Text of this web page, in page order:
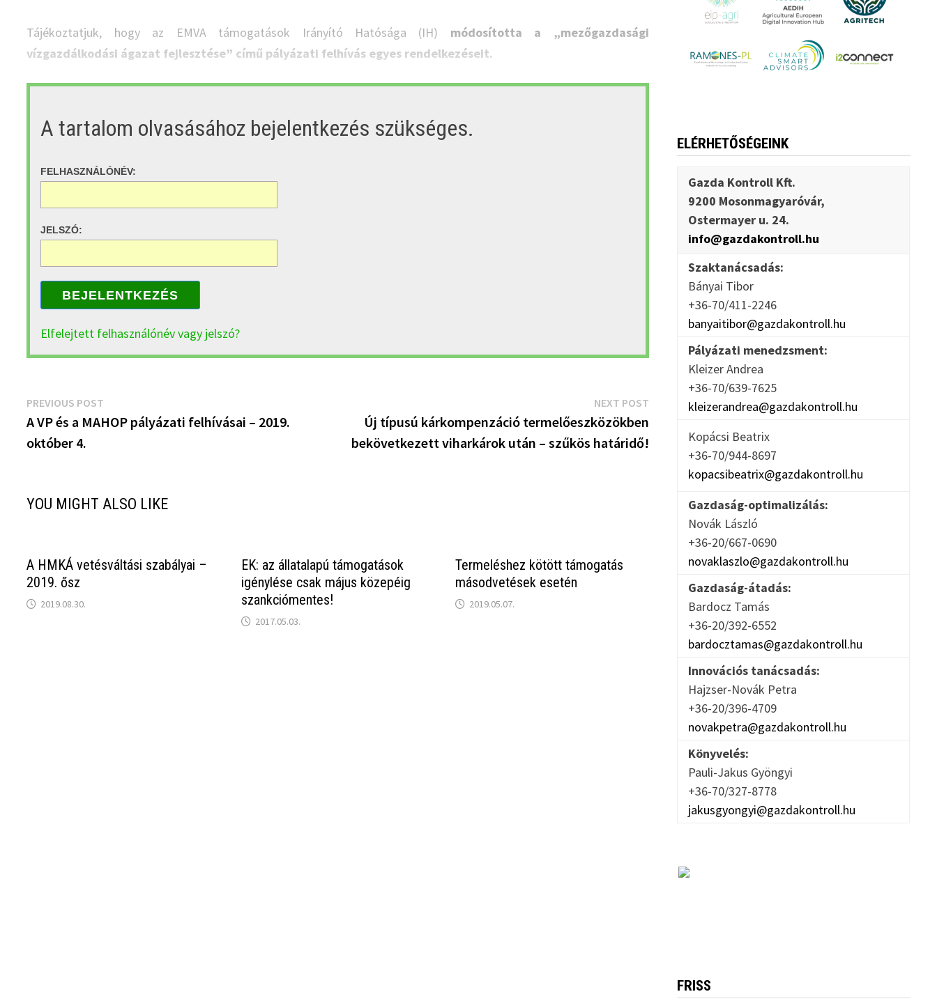
Tájékoztatjuk, hogy az EMVA támogatások Irányító Hatósága (IH) módosította a „mezőgazdasági
vízgazdálkodási ágazat fejlesztése” című pályázati felhívás egyes rendelkezéseit.
A tartalom olvasásához bejelentkezés szükséges.
FELHASZNÁLÓNÉV:
JELSZÓ:
BEJELENTKEZÉS
Elfelejtett felhasználónév vagy jelszó?
Bejegyzés
navigáció
PREVIOUS POST
post:
A VP és a MAHOP pályázati felhívásai – 2019.
október 4.
NEXT POSTNext
post:
Új típusú kárkompenzáció termelőeszközökben
bekövetkezett viharkárok után – szűkös határidő!
YOU MIGHT ALSO LIKE
A HMKÁ vetésváltási szabályai –
2019. ősz
2019.08.30.
EK: az állatalapú támogatások
igénylése csak május közepéig
szankciómentes!
2017.05.03.
Termeléshez kötött támogatás
másodvetések esetén
2019.05.07.
ELÉRHETŐSÉGEINK
Gazda Kontroll Kft.
9200 Mosonmagyaróvár,
Ostermayer u. 24.
info@gazdakontroll.hu
Szaktanácsadás:
Bányai Tibor
+36-70/411-2246
banyaitibor@gazdakontroll.hu
Pályázati menedzsment:
Kleizer Andrea
+36-70/639-7625
kleizerandrea@gazdakontroll.hu
Kopácsi Beatrix
+36-70/944-8697
kopacsibeatrix@gazdakontroll.hu
Gazdaság-optimalizálás:
Novák László
+36-20/667-0690
novaklaszlo@gazdakontroll.hu
Gazdaság-átadás:
Bardocz Tamás
+36-20/392-6552
bardocztamas@gazdakontroll.hu
Innovációs tanácsadás:
Hajzser-Novák Petra
+36-20/396-4709
novakpetra@gazdakontroll.hu
Könyvelés:
Pauli-Jakus Gyöngyi
+36-70/327-8778
jakusgyongyi@gazdakontroll.hu
FRISS